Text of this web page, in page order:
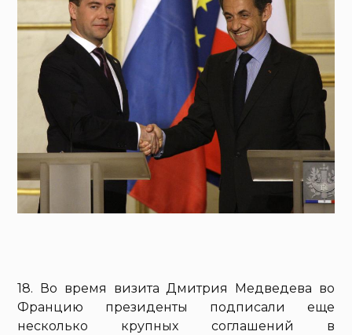
18. Во время визита Дмитрия Медведева во
Францию президенты подписали еще
несколько крупных соглашений в